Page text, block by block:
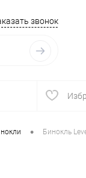
звонок
• Бинокль